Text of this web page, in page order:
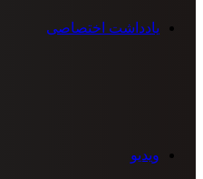
یادداشت اختصاصی
ویدیو